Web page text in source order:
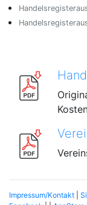
Impressum/Kontakt